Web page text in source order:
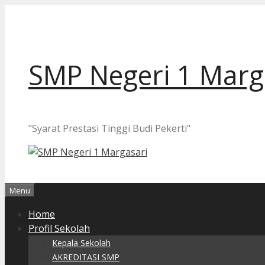
SMP Negeri 1
"Syarat Prestasi Tinggi Budi Pekerti"
Menu
Home
Profil Sekolah
Kepala Sekolah
AKREDITASI SMP